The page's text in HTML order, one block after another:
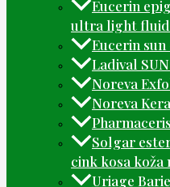
Eucerin
ultra light fluid
Eucerin sun
Ladival
Noreva
Noreva
Solgar
cink kosa koža
Uriage